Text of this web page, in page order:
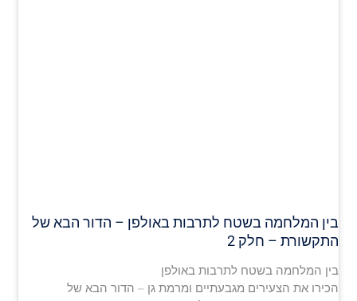
בין המלחמה בשטח לתרבות באולפן – הדור הבא של
התקשורת – חלק 2
בין המלחמה בשטח לתרבות באולפן
הכירו את הצעירים מגבעתיים ומרמת גן – הדור הבא של